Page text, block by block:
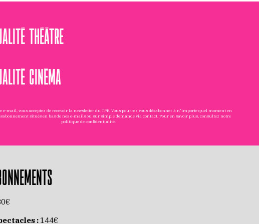
THÉÂTRE
CINÉMA
e-mail, vous acceptez de recevoir la newsletter du TPE. Vous pourrez vous désabonner à n'importe quel moment en
situés en bas de nos e-mails ou sur simple demande viacontact. Pour en savoir plus, consultez notre
politique de confidentialité.
: 144€